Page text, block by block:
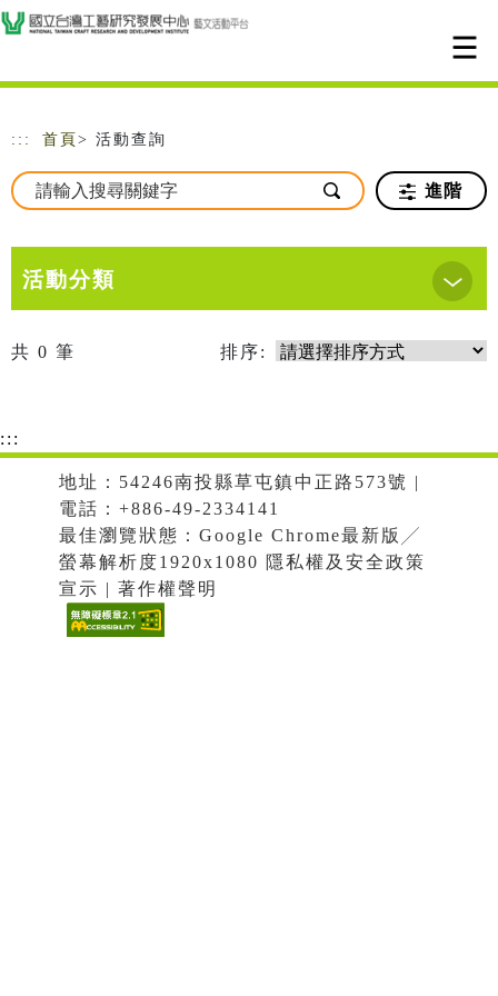
跳到主要內容
網站導覽
::: 首頁 > 活動查詢
進階
活動分類
共 0 筆 排序:
:::
地址：54246南投縣草屯鎮中正路573號 |
電話：+886-49-2334141
最佳瀏覽狀態：Google Chrome最新版╱
螢幕解析度1920x1080 隱私權及安全政策
宣示 | 著作權聲明